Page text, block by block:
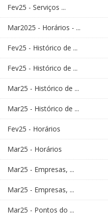
Fev25 - Serviços ...
Mar2025 - Horários - ...
Fev25 - Histórico de ...
Fev25 - Histórico de ...
Mar25 - Histórico de ...
Mar25 - Histórico de ...
Fev25 - Horários
Mar25 - Horários
Mar25 - Empresas, ...
Mar25 - Empresas, ...
Mar25 - Pontos do ...